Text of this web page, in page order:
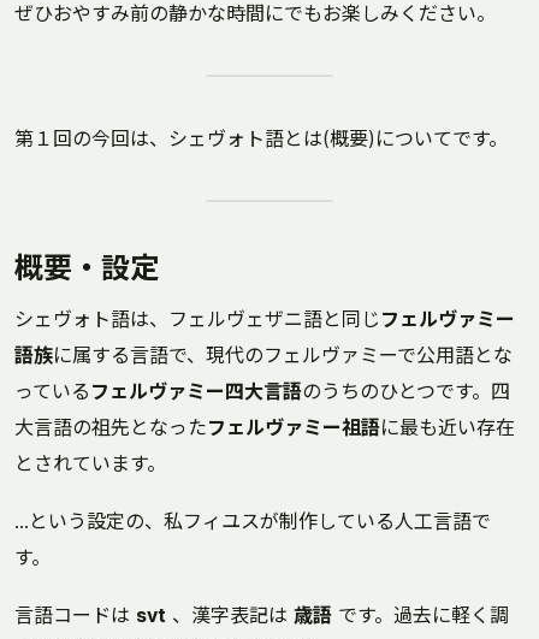
ぜひおやすみ前の静かな時間にでもお楽しみください。
第１回の今回は、シェヴォト語とは(概要)についてです。
概要・設定
シェヴォト語は、フェルヴェザニ語と同じ フェルヴァミー
語族に属する言語で、現代のフェルヴァミーで公用語とな
っている フェルヴァミー四大言語のうちのひとつです。四
大言語の祖先となったフェルヴァミー祖語に最も近い存在
とされています。
…という設定の、私フィユスが制作している人工言語で
す。
言語コードは svt 、漢字表記は 歳語 です。過去に軽く調